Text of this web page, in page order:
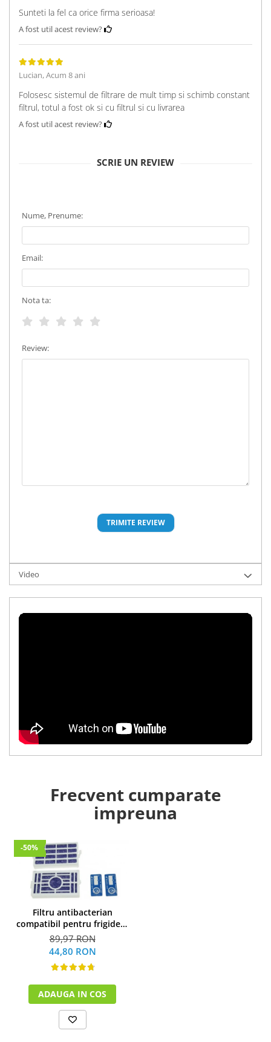
Sunteti la fel ca orice firma serioasa!
A fost util acest review?
Lucian,Acum 8 ani
Folosesc sistemul de filtrare de mult timp si schimb constant
filtrul, totul a fost ok si cu filtrul si cu livrarea
A fost util acest review?
SCRIE UN REVIEW
Nume, Prenume:
Email:
Nota ta:
Review:
Video
Frecvent cumparate
impreuna
-50%
Filtru antibacterian
compatibil pentru frigidere
Whirlpool (WF009)
89,97 RON
44,80 RON
ADAUGA IN COS